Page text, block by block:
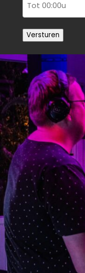
Versturen